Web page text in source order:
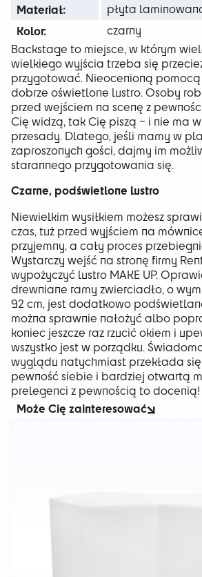
Materiał: płyta
Kolor:
czarny
Backstage to miejsce, w którym
wielkiego wyjścia trzeba się
przygotować. Nieocenioną
dobrze oświetlone lustro. Osoby
przed wejściem na scenę z
Cię widzą, tak Cię piszą – i nie ma
przesady. Dlatego, jeśli mamy w
zaproszonych gości, dajmy im
starannego przygotowania się.
Czarne, podświetlone lustro
Niewielkim wysiłkiem możesz
czas, tuż przed wyjściem na
przyjemny, a cały proces
Wystarczy wejść na stronę firmy
wypożyczyć lustro MAKE UP.
drewniane ramy zwierciadło, o
92 cm, jest dodatkowo
można sprawnie nałożyć albo
koniec jeszcze raz rzucić okiem i
wszystko jest w porządku.
wyglądu natychmiast przekłada
pewność siebie i bardziej otwartą
prelegenci z pewnością to docenią!
Może Cię zainteresować